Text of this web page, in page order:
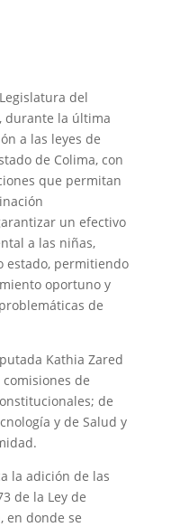
del
durante la última
a las leyes de
de Colima, con
que permitan
un efectivo
a las niñas,
estado, permitiendo
oportuno y
de
Kathia Zared
de
de
y de Salud y
la adición de las
de la Ley de
en donde se